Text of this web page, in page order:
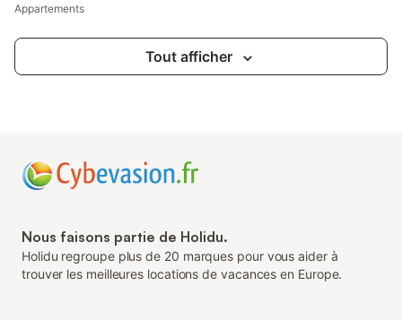
Appartements
Tout afficher
Nous faisons partie de Holidu.
Holidu regroupe plus de 20 marques pour vous aider à
trouver les meilleures locations de vacances en Europe.